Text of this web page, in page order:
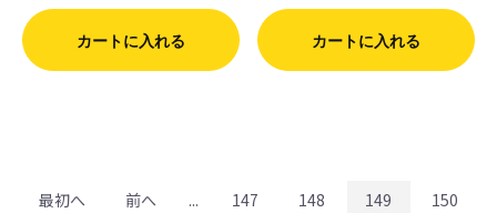
カートに入れる カートに入れる
最初へ 前へ ... 147 148 149
150